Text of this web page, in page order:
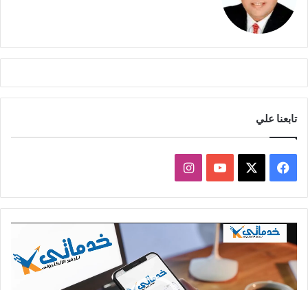
د
م
ت
تابعنا علي
ي
س
ب
و
X
Y
o
u
T
ن
س
ت
ق
مشغل
الفيديو